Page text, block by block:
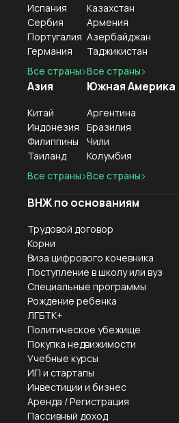
Испания
Сербия
Португалия
Германия
Все страны
Азия
Китай
Индонезия
Филиппины
Таиланд
Все страны
Казахстан
Армения
Азербайджан
Таджикистан
Все страны
Южная Америка
Аргентина
Бразилия
Чили
Колумбия
Все страны
ВНЖ по основаниям
Трудовой договор
Корни
Виза цифрового кочевника
Поступление в школу или вуз
Специальные программы
Рождение ребенка
ЛГБТК+
Политическое убежище
Покупка недвижимости
Учебные курсы
ИП и стартапы
Инвестиции и бизнес
Аренда / Регистрация
Пассивный доход